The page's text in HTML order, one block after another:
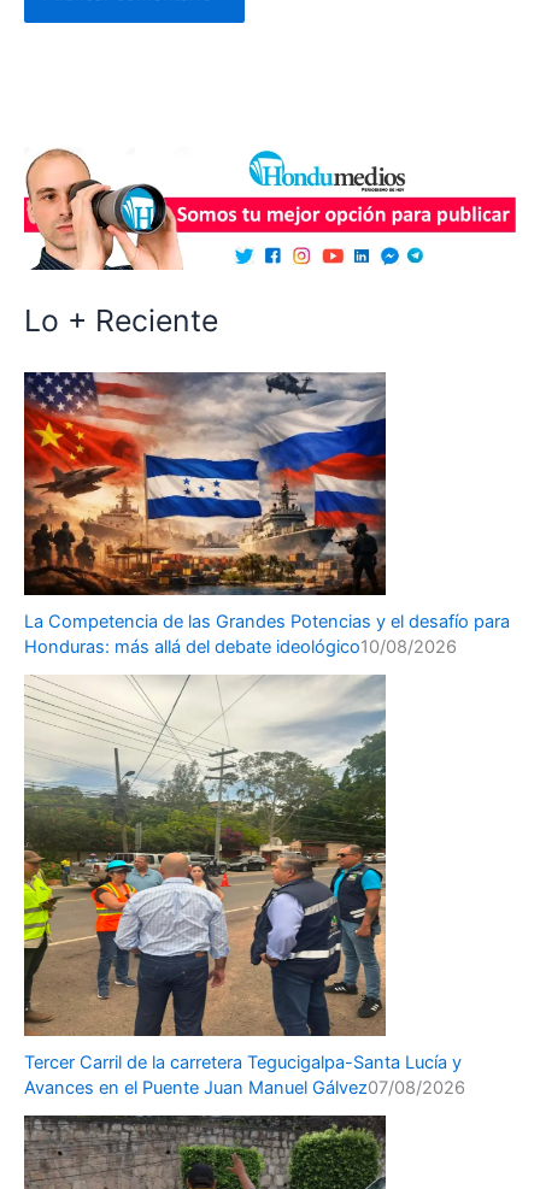
Lo + Reciente
La Competencia de las Grandes Potencias y el desafío para
Honduras: más allá del debate ideológico10/08/2026
Tercer Carril de la carretera Tegucigalpa-Santa Lucía y
Avances en el Puente Juan Manuel Gálvez07/08/2026